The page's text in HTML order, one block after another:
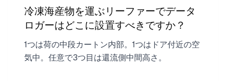
冷凍海産物を運ぶリーファーでデータ
ロガーはどこに設置すべきですか？
1つは荷の中段カートン内部。1つはドア付近の空
気中。任意で3つ目は還流側中間高さ。